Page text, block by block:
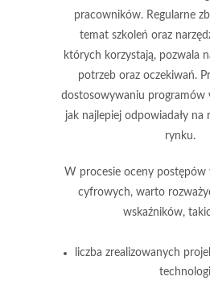
pracowników. Regularne
temat szkoleń oraz
których korzystają, pozwala
potrzeb oraz oczekiwań.
dostosowywaniu programów
jak najlepiej odpowiadały na
rynku.
W procesie oceny postępów
cyfrowych, warto
wskaźników,
liczba zrealizowanych